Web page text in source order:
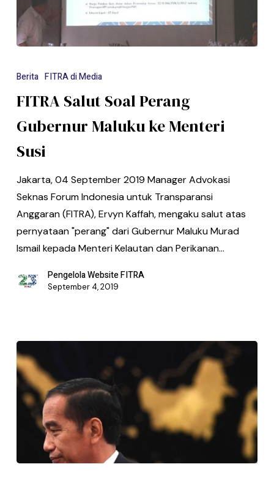
Berita FITRA di Media
FITRA Salut Soal Perang
Gubernur Maluku ke Menteri
Susi
Jakarta, 04 September 2019 Manager Advokasi
Seknas Forum Indonesia untuk Transparansi
Anggaran (FITRA), Ervyn Kaffah, mengaku salut atas
pernyataan "perang" dari Gubernur Maluku Murad
Ismail kepada Menteri Kelautan dan Perikanan…
Pengelola Website FITRA
September 4, 2019